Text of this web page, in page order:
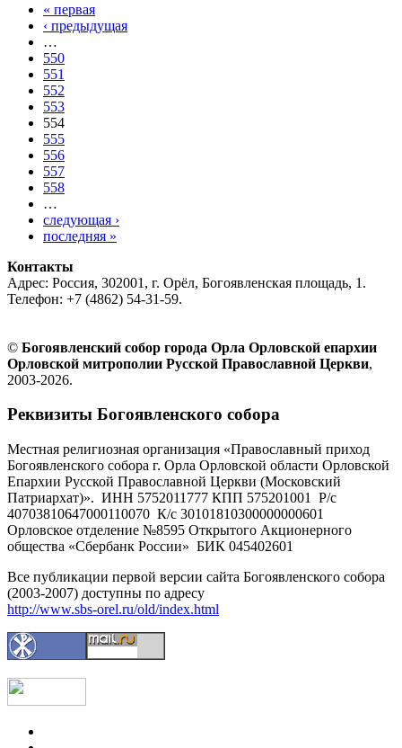
« первая
‹ предыдущая
…
550
551
552
553
554
555
556
557
558
…
следующая ›
последняя »
Контакты
Адрес: Россия, 302001, г. Орёл, Богоявленская площадь, 1.
Телефон: +7 (4862) 54-31-59.
© Богоявленский собор города Орла Орловской епархии
Орловской митрополии Русской Православной Церкви,
2003-2026.
Реквизиты Богоявленского собора
Местная религиозная организация «Православный приход
Богоявленского собора г. Орла Орловской области Орловской
Епархии Русской Православной Церкви (Московский
Патриархат)». ИНН 5752011777 КПП 575201001 Р/с
40703810647000110070 К/с 30101810300000000601
Орловское отделение №8595 Открытого Акционерного
общества «Сбербанк России» БИК 045402601
Все публикации первой версии сайта Богоявленского собора
(2003-2007) доступны по адресу
http://www.sbs-orel.ru/old/index.html